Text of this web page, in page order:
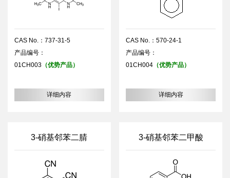
CAS No.：737-31-5
产品编号：
01CH003（优势产品）
详细内容
CAS No.：570-24-1
产品编号：
01CH004（优势产品）
详细内容
3-硝基邻苯二腈 3-硝基邻苯二甲酸